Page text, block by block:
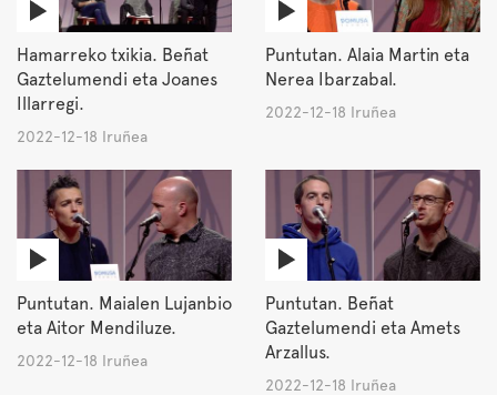
Hamarreko txikia. Beñat
Gaztelumendi eta Joanes
Illarregi.
2022-12-18 Iruñea
Puntutan. Alaia Martin eta
Nerea Ibarzabal.
2022-12-18 Iruñea
Puntutan. Maialen Lujanbio
eta Aitor Mendiluze.
2022-12-18 Iruñea
Puntutan. Beñat
Gaztelumendi eta Amets
Arzallus.
2022-12-18 Iruñea